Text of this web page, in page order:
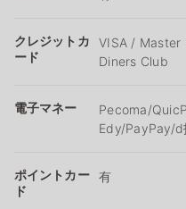
クレジットカ
ード
VISA / Master
Diners Club
電子マネー
Pecoma/
Edy/PayPay/d
ポイントカー
ド
有